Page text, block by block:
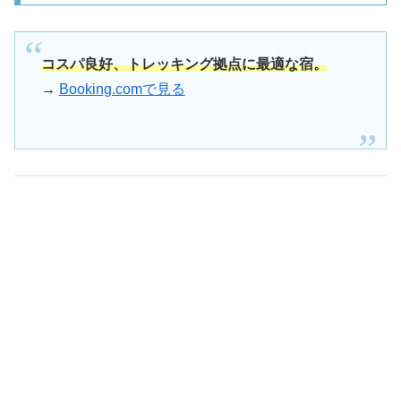
コスパ良好、トレッキング拠点に最適な宿。
→ Booking.comで見る